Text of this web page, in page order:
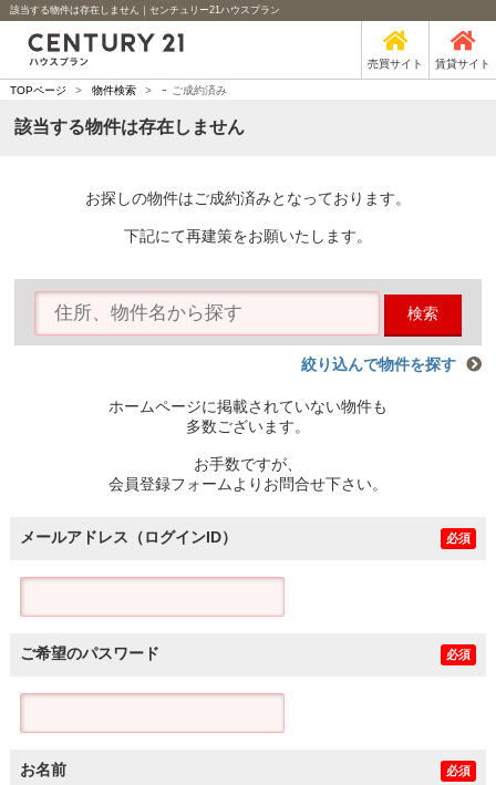
該当する物件は存在しません｜センチュリー21ハウスプラン
売買サイト 賃貸サイト
TOPページ > 物件検索 > - ご成約済み
該当する物件は存在しません
お探しの物件はご成約済みとなっております。
下記にて再建策をお願いたします。
検索
絞り込んで物件を探す
ホームページに掲載されていない物件も
多数ございます。
お手数ですが、
会員登録フォームよりお問合せ下さい。
メールアドレス（ログインID） 必須
ご希望のパスワード 必須
お名前 必須